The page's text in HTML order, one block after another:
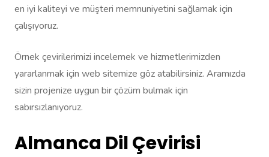
en iyi kaliteyi ve müşteri memnuniyetini sağlamak için
çalışıyoruz.
Örnek çevirilerimizi incelemek ve hizmetlerimizden
yararlanmak için web sitemize göz atabilirsiniz. Aramızda
sizin projenize uygun bir çözüm bulmak için
sabırsızlanıyoruz.
Almanca Dil Çevirisi